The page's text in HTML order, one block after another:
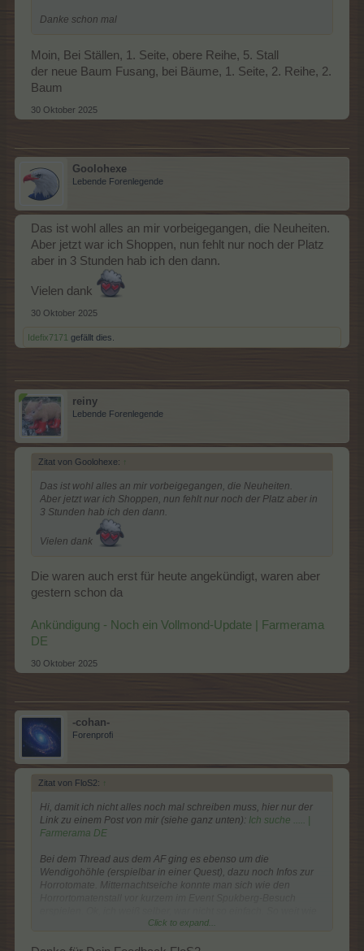
Danke schon mal
Moin, Bei Ställen, 1. Seite, obere Reihe, 5. Stall
der neue Baum Fusang, bei Bäume, 1. Seite, 2. Reihe, 2.
Baum
30 Oktober 2025
Goolohexe
Lebende Forenlegende
Das ist wohl alles an mir vorbeigegangen, die Neuheiten.
Aber jetzt war ich Shoppen, nun fehlt nur noch der Platz
aber in 3 Stunden hab ich den dann.
Vielen dank
30 Oktober 2025
Idefix7171 gefällt dies.
reiny
Lebende Forenlegende
Zitat von Goolohexe: ↑
Das ist wohl alles an mir vorbeigegangen, die Neuheiten.
Aber jetzt war ich Shoppen, nun fehlt nur noch der Platz aber in
3 Stunden hab ich den dann.
Vielen dank
Die waren auch erst für heute angekündigt, waren aber
gestern schon da
Ankündigung - Noch ein Vollmond-Update | Farmerama
DE
30 Oktober 2025
-cohan-
Forenprofi
Zitat von FloS2: ↑
Hi, damit ich nicht alles noch mal schreiben muss, hier nur der
Link zu einem Post von mir (siehe ganz unten): Ich suche ..... |
Farmerama DE
Bei dem Thread aus dem AF ging es ebenso um die
Wendigohöhle (erspielbar in einer Quest), dazu noch Infos zur
Horrotomate. Mitternachtseiche konnte man sich wie den
ich mich erinnere, brauchte man dazu leider erst mal
Click to expand...